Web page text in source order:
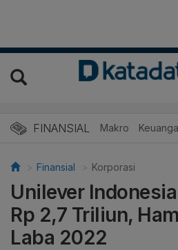
FINANSIAL Makro
Finansial Korporasi
Unilever
Rp 2,7 Triliun,
Laba 2022